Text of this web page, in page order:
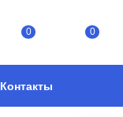
0 0
Контакты